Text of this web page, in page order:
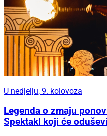
U nedjelju, 9. kolovoza
Legenda o zmaju
Spektakl koji će